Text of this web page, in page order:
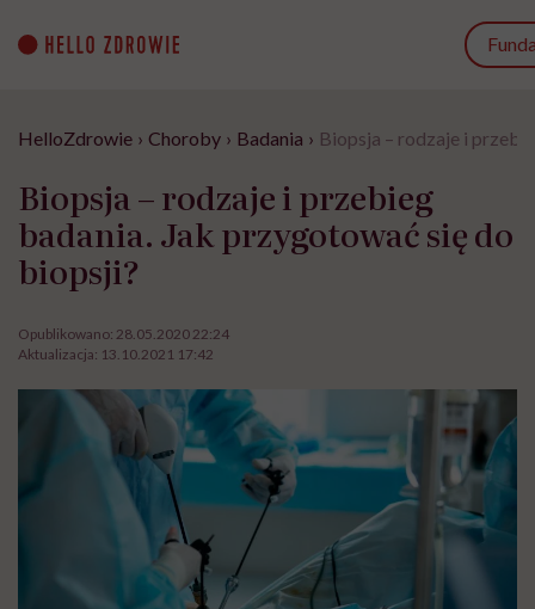
content
HelloZdrowie › Choroby › Badania › Biopsja – rodzaje i
Biopsja – rodzaje i przebieg
badania. Jak przygotować się do
biopsji?
Opublikowano: 28.05.2020 22:24
Aktualizacja: 13.10.2021 17:42